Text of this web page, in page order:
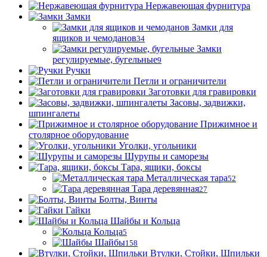
Нержавеющая фурнитура
Замки
Замки для
ящиков и чемоданов34
Замки
регулируемые, бугельные9
Ручки
Петли и ограничители
Заготовки для гравировки
Засовы, задвижки,
шпингалеты
Прижимное и
столярное оборудование
Уголки, угольники
Шурупы и саморезы
Тара, ящики, боксы
Металлическая тара52
Тара деревянная27
Болты, Винты
Гайки
Шайбы и Кольца
Кольца5
Шайбы158
Втулки, Стойки, Шпильки